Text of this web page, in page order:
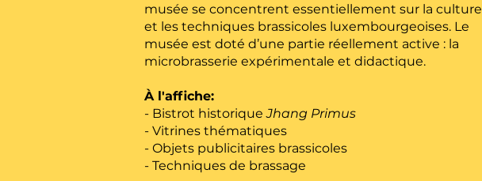
musée se concentrent essentiellement sur la culture
et les techniques brassicoles luxembourgeoises. Le
musée est doté d’une partie réellement active : la
microbrasserie expérimentale et didactique.
À l'affiche:
- Bistrot historiqueJhang Primus
- Vitrines thématiques
- Objets publicitaires brassicoles
- Techniques de brassage